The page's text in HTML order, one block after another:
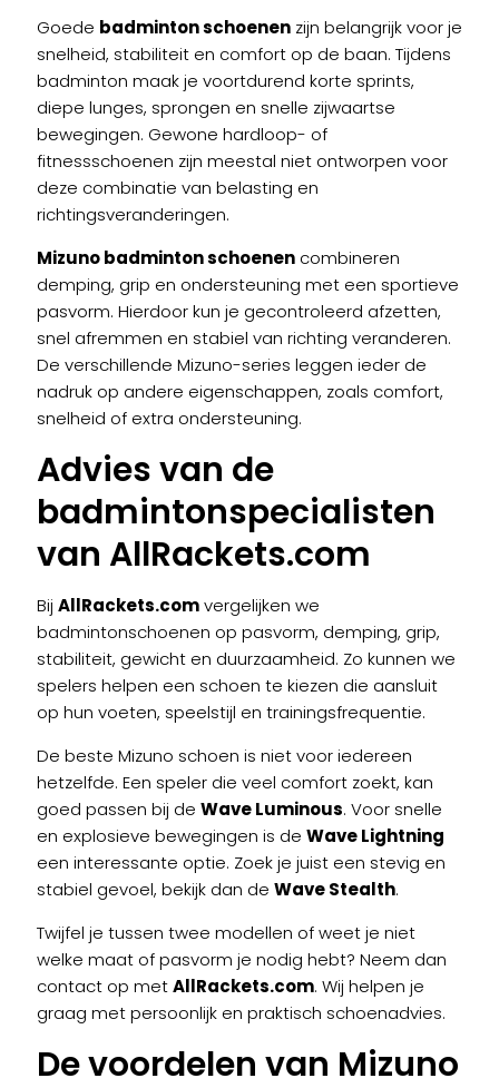
op
de
productpagina
Goede badminton schoenen zijn belangrijk voor je
snelheid, stabiliteit en comfort op de baan. Tijdens
badminton maak je voortdurend korte sprints,
diepe lunges, sprongen en snelle zijwaartse
bewegingen. Gewone hardloop- of
fitnessschoenen zijn meestal niet ontworpen voor
deze combinatie van belasting en
richtingsveranderingen.
Mizuno badminton schoenen combineren
demping, grip en ondersteuning met een sportieve
pasvorm. Hierdoor kun je gecontroleerd afzetten,
snel afremmen en stabiel van richting veranderen.
De verschillende Mizuno-series leggen ieder de
nadruk op andere eigenschappen, zoals comfort,
snelheid of extra ondersteuning.
Advies van de
badmintonspecialisten
van AllRackets.com
Bij AllRackets.comvergelijken we
badmintonschoenen op pasvorm, demping, grip,
stabiliteit, gewicht en duurzaamheid. Zo kunnen we
spelers helpen een schoen te kiezen die aansluit
op hun voeten, speelstijl en trainingsfrequentie.
De beste Mizuno schoen is niet voor iedereen
hetzelfde. Een speler die veel comfort zoekt, kan
goed passen bij de Wave Luminous. Voor snelle
en explosieve bewegingen is de Wave Lightning
een interessante optie. Zoek je juist een stevig en
stabiel gevoel, bekijk dan de Wave Stealth.
Twijfel je tussen twee modellen of weet je niet
welke maat of pasvorm je nodig hebt? Neem dan
contact op metAllRackets.com. Wij helpen je
graag met persoonlijk en praktisch schoenadvies.
De voordelen van Mizuno